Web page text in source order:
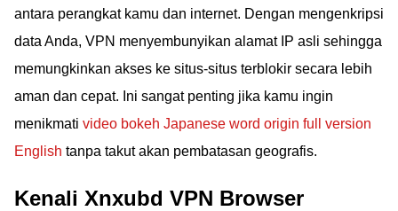
antara perangkat kamu dan internet. Dengan mengenkripsi
data Anda, VPN menyembunyikan alamat IP asli sehingga
memungkinkan akses ke situs-situs terblokir secara lebih
aman dan cepat. Ini sangat penting jika kamu ingin
menikmati video bokeh Japanese word origin full version
English tanpa takut akan pembatasan geografis.
Kenali Xnxubd VPN Browser